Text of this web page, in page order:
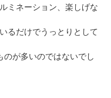
ミネーション、楽しげな
るだけでうっとりとして
が多いのではないでし